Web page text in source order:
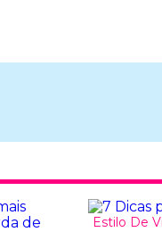
Estilo De